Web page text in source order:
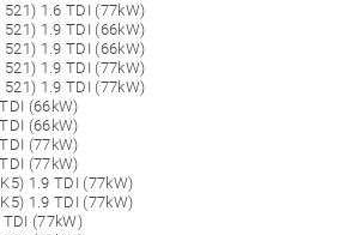
521) 1.6 TDI (77kW)
521) 1.9 TDI (66kW)
521) 1.9 TDI (66kW)
521) 1.9 TDI (77kW)
521) 1.9 TDI (77kW)
(66kW)
(66kW)
(77kW)
(77kW)
1.9 TDI (77kW)
1.9 TDI (77kW)
TDI (77kW)